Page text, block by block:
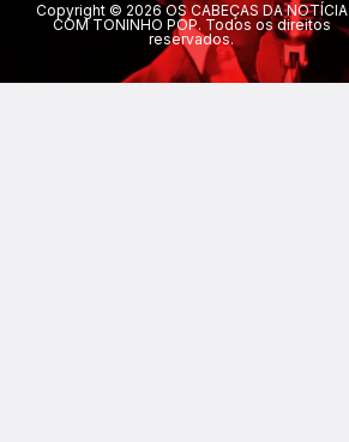
Copyright © 2026 OS CABEÇAS DA NOTÍCIA
COM TONINHO POP. Todos os direitos
reservados.